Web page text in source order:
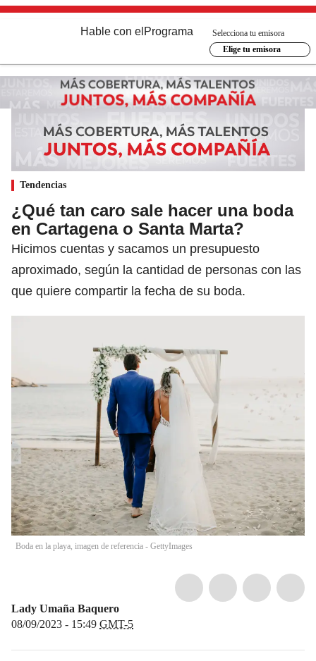
Hable con el Programa
Selecciona tu emisora
Elige tu emisora
Tendencias
¿Qué tan caro sale hacer una boda
en Cartagena o Santa Marta?
Hicimos cuentas y sacamos un presupuesto
aproximado, según la cantidad de personas con las
que quiere compartir la fecha de su boda.
Boda en la playa, imagen de referencia - GettyImages
Lady Umaña Baquero
08/09/2023 - 15:49 GMT-5